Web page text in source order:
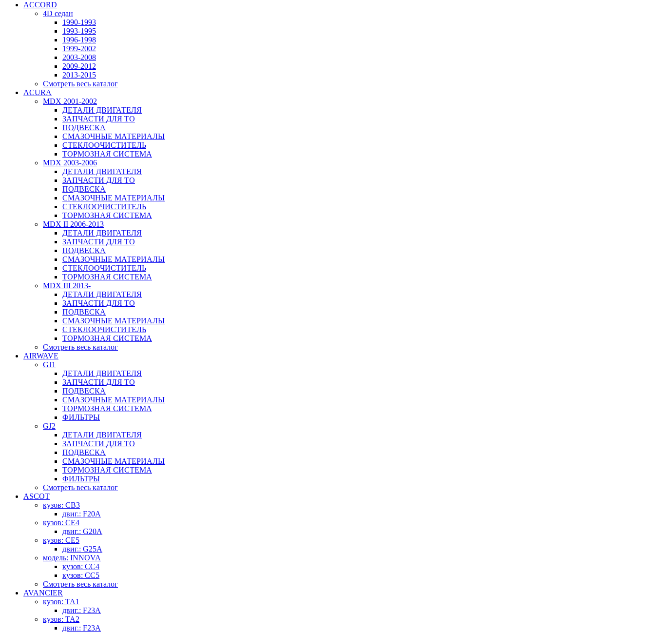
ACCORD
4D седан
1990-1993
1993-1995
1996-1998
1999-2002
2003-2008
2009-2012
2013-2015
Смотреть весь каталог
ACURA
MDX 2001-2002
ДЕТАЛИ ДВИГАТЕЛЯ
ЗАПЧАСТИ ДЛЯ ТО
ПОДВЕСКА
СМАЗОЧНЫЕ МАТЕРИАЛЫ
СТЕКЛООЧИСТИТЕЛЬ
ТОРМОЗНАЯ СИСТЕМА
MDX 2003-2006
ДЕТАЛИ ДВИГАТЕЛЯ
ЗАПЧАСТИ ДЛЯ ТО
ПОДВЕСКА
СМАЗОЧНЫЕ МАТЕРИАЛЫ
СТЕКЛООЧИСТИТЕЛЬ
ТОРМОЗНАЯ СИСТЕМА
MDX II 2006-2013
ДЕТАЛИ ДВИГАТЕЛЯ
ЗАПЧАСТИ ДЛЯ ТО
ПОДВЕСКА
СМАЗОЧНЫЕ МАТЕРИАЛЫ
СТЕКЛООЧИСТИТЕЛЬ
ТОРМОЗНАЯ СИСТЕМА
MDX III 2013-
ДЕТАЛИ ДВИГАТЕЛЯ
ЗАПЧАСТИ ДЛЯ ТО
ПОДВЕСКА
СМАЗОЧНЫЕ МАТЕРИАЛЫ
СТЕКЛООЧИСТИТЕЛЬ
ТОРМОЗНАЯ СИСТЕМА
Смотреть весь каталог
AIRWAVE
GJ1
ДЕТАЛИ ДВИГАТЕЛЯ
ЗАПЧАСТИ ДЛЯ ТО
ПОДВЕСКА
СМАЗОЧНЫЕ МАТЕРИАЛЫ
ТОРМОЗНАЯ СИСТЕМА
ФИЛЬТРЫ
GJ2
ДЕТАЛИ ДВИГАТЕЛЯ
ЗАПЧАСТИ ДЛЯ ТО
ПОДВЕСКА
СМАЗОЧНЫЕ МАТЕРИАЛЫ
ТОРМОЗНАЯ СИСТЕМА
ФИЛЬТРЫ
Смотреть весь каталог
ASCOT
кузов: CB3
двиг.: F20A
кузов: CE4
двиг.: G20A
кузов: CE5
двиг.: G25A
модель: INNOVA
кузов: CC4
кузов: CC5
Смотреть весь каталог
AVANCIER
кузов: TA1
двиг.: F23A
кузов: TA2
двиг.: F23A